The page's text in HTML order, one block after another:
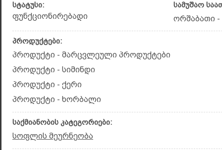
სტატუსი:
ფუნქციონირებადი
სამუშაო
ორშაბათი -
პროდუქტები:
პროდუქტი - მარცვლეული პროდუქტები
პროდუქტი - სიმინდი
პროდუქტი - ქერი
პროდუქტი - ხორბალი
საქმიანობის კატეგორიები:
სოფლის მეურნეობა